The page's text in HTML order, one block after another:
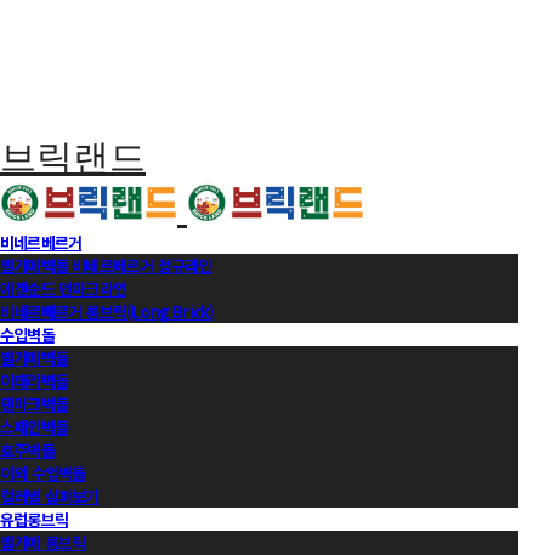
브릭랜드
비네르베르거
벨기에벽돌 비네르베르거 정규라인
에겐순드 덴마크라인
비네르베르거 롱브릭(Long Brick)
수입벽돌
벨기에벽돌
이태리벽돌
덴마크벽돌
스페인벽돌
호주벽돌
이외 수입벽돌
컬러별 살펴보기
유럽롱브릭
벨기에 롱브릭